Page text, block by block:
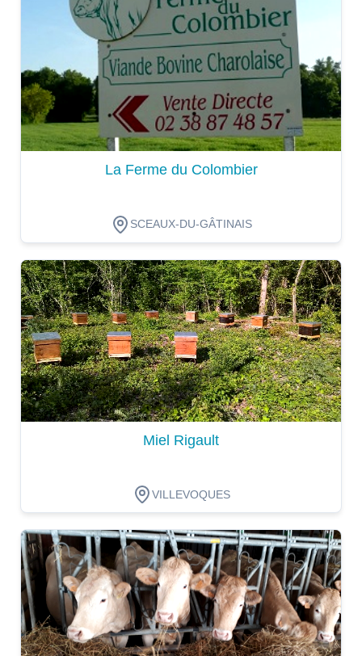
Dégustation
La Ferme du Colombier
SCEAUX-DU-GÂTINAIS
Dégustation
Miel Rigault
VILLEVOQUES
Dégustation